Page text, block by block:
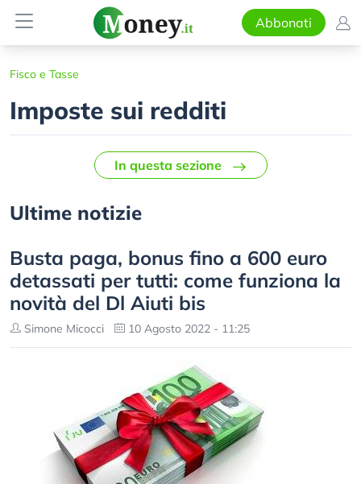
Abbonati
Fisco e Tasse
Imposte sui redditi
In questa sezione
Ultime notizie
Busta paga, bonus fino a 600 euro
detassati per tutti: come funziona la
novità del Dl Aiuti bis
Simone Micocci 10 Agosto 2022 - 11:25